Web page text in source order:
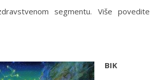
segmentu. Više povedite
BIK